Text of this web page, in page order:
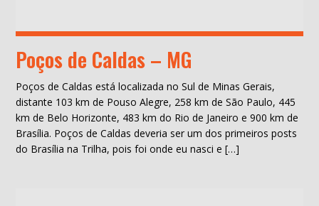
Poços de Caldas – MG
Poços de Caldas está localizada no Sul de Minas Gerais,
distante 103 km de Pouso Alegre, 258 km de São Paulo, 445
km de Belo Horizonte, 483 km do Rio de Janeiro e 900 km de
Brasília. Poços de Caldas deveria ser um dos primeiros posts
do Brasília na Trilha, pois foi onde eu nasci e […]